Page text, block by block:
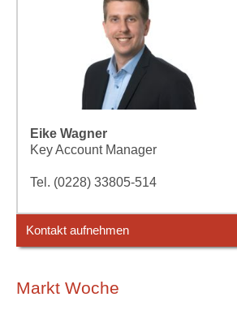
Eike Wagner
Key Account Manager
Tel. (0228) 33805-514
Kontakt aufnehmen
Markt Woche